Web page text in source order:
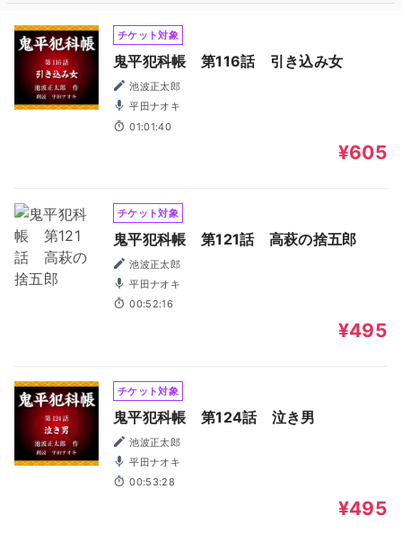
チケット対象
鬼平犯科帳 第116話 引き込み女
池波正太郎
平田ナオキ
01:01:40
¥605
チケット対象
鬼平犯科帳 第121話 高萩の捨五郎
池波正太郎
平田ナオキ
00:52:16
¥495
チケット対象
鬼平犯科帳 第124話 泣き男
池波正太郎
平田ナオキ
00:53:28
¥495